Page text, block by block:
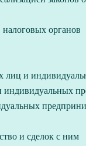
органов
лиц и
индивидуальных
и сделок с ним